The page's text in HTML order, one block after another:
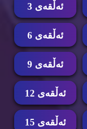
ئه‌ڵقه‌ی 3
ئه‌ڵقه‌ی 6
ئه‌ڵقه‌ی 9
ئه‌ڵقه‌ی 12
ئه‌ڵقه‌ی 15